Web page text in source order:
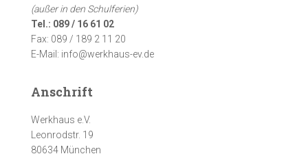
(außer in den Schulferien)
Tel.: 089 / 16 61 02
Fax: 089 / 189 2 11 20
E-Mail: info@werkhaus-ev.de
Anschrift
Werkhaus e.V.
Leonrodstr. 19
80634 München